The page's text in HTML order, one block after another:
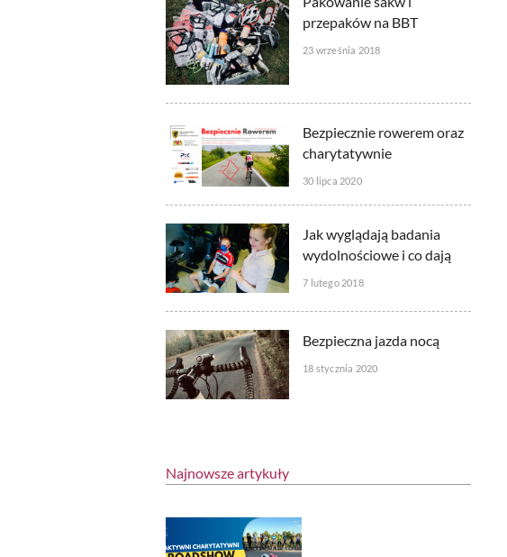
przepaków na BBT
23 września 2018
Bezpiecznie rowerem oraz
charytatywnie
30 lipca 2020
Jak wyglądają badania
wydolnościowe i co dają
7 lutego 2018
Bezpieczna jazda nocą
18 stycznia 2020
Najnowsze artykuły